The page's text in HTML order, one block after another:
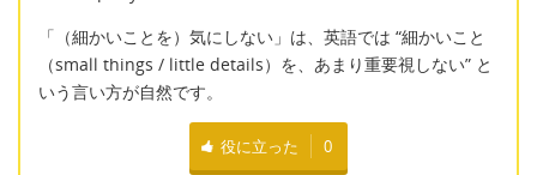
「（細かいことを）気にしない」は、英語では “細かいこと
（small things / little details）を、あまり重要視しない” と
いう言い方が自然です。
役に立った 0